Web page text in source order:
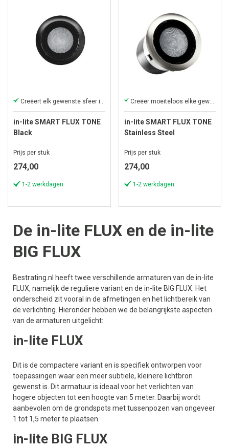
Creëert elk gewenste sfeer in je tuin.
in-lite SMART FLUX TONE
Black
Prijs per stuk
274,00
1-2 werkdagen
Creëer moeiteloos elke gewenste tuinsfeer.
in-lite SMART FLUX TONE
Stainless Steel
Prijs per stuk
274,00
1-2 werkdagen
De in-lite FLUX en de in-lite
BIG FLUX
Bestrating.nl heeft twee verschillende armaturen van de in-lite
FLUX, namelijk de reguliere variant en de in-lite BIG FLUX. Het
onderscheid zit vooral in de afmetingen en het lichtbereik van
de verlichting. Hieronder hebben we de belangrijkste aspecten
van de armaturen uitgelicht:
in-lite FLUX
Dit is de compactere variant en is specifiek ontworpen voor
toepassingen waar een meer subtiele, kleinere lichtbron
gewenst is. Dit armatuur is ideaal voor het verlichten van
hogere objecten tot een hoogte van 5 meter. Daarbij wordt
aanbevolen om de grondspots met tussenpozen van ongeveer
1 tot 1,5 meter te plaatsen.
in-lite BIG FLUX